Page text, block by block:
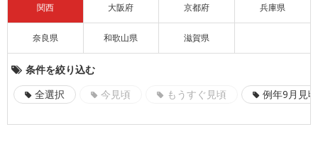
関西 大阪府 京都府 兵庫県
奈良県 和歌山県 滋賀県
条件を絞り込む
全選択
今見頃 もうすぐ見頃 例年9月見頃